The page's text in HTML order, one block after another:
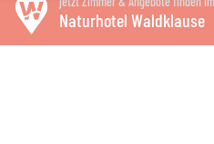
Naturhotel Waldklause